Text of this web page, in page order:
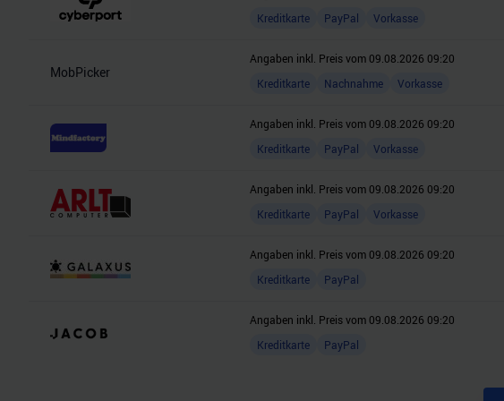
Kreditkarte
PayPal Vorkasse
MobPicker
Angaben inkl. Preis vom 09.08.2026 09:20
Kreditkarte
Nachnahme Vorkasse
Angaben inkl. Preis vom 09.08.2026 09:20
Kreditkarte
PayPal Vorkasse
Angaben inkl. Preis vom 09.08.2026 09:20
Kreditkarte
PayPal Vorkasse
Angaben inkl. Preis vom 09.08.2026 09:20
Kreditkarte
PayPal
Angaben inkl. Preis vom 09.08.2026 09:20
Kreditkarte
PayPal